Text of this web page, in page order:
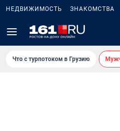
НЕДВИЖИМОСТЬ ЗНАКОМСТВА
Что с турпотоком в Грузию